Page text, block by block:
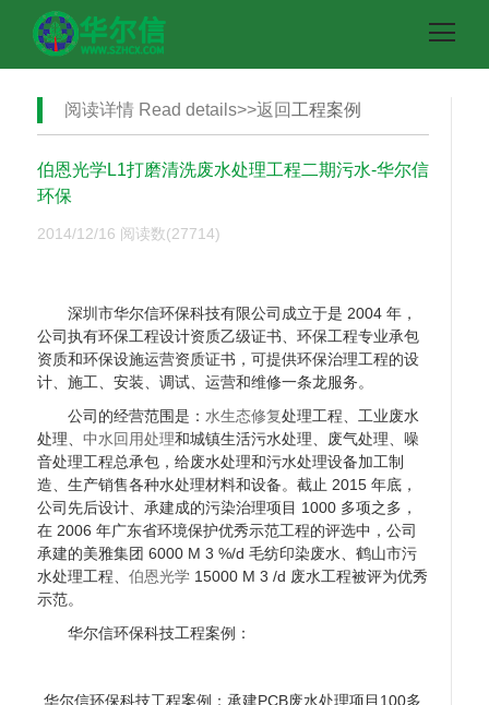
阅读详情 Read details>>返回工程案例
伯恩光学L1打磨清洗废水处理工程二期污水-华尔信
环保
2014/12/16 阅读数(27714)
深圳市华尔信环保科技有限公司成立于是 2004 年，
公司执有环保工程设计资质乙级证书、环保工程专业承包
资质和环保设施运营资质证书，可提供环保治理工程的设
计、施工、安装、调试、运营和维修一条龙服务。
公司的经营范围是： 水生态修复处理工程、工业废水
处理、 中水回用处理和城镇生活污水处理、废气处理、噪
音处理工程总承包，给废水处理和污水处理设备加工制
造、生产销售各种水处理材料和设备。截止 2015 年底，
公司先后设计、承建成的污染治理项目 1000 多项之多，
在 2006 年广东省环境保护优秀示范工程的评选中，公司
承建的美雅集团 6000 M 3 %/d 毛纺印染废水、鹤山市污
水处理工程、 伯恩光学15000 M 3 /d 废水工程被评为优秀
示范。
华尔信环保科技工程案例：
华尔信环保科技工程案例：承建PCB废水处理项目100多